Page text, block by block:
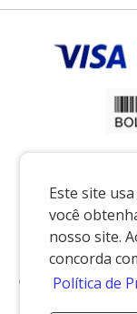
Este site
você
nosso site.
concorda
Política de
Preços e
televendas,
CASA DA